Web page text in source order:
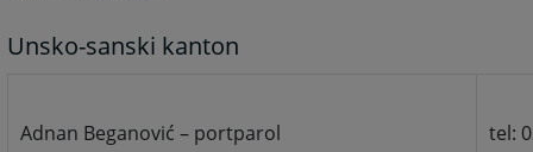
Unsko-sanski kanton
Adnan Beganović – portparol
tel: